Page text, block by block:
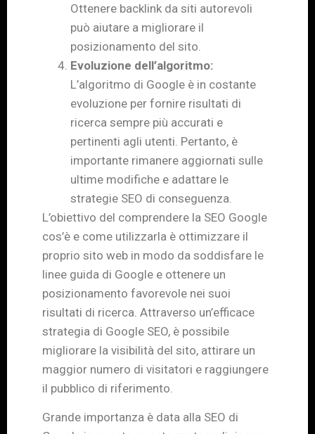
Ottenere backlink da siti autorevoli
può aiutare a migliorare il
posizionamento del sito.
Evoluzione dell’algoritmo:
L’algoritmo di Google è in costante
evoluzione per fornire risultati di
ricerca sempre più accurati e
pertinenti agli utenti. Pertanto, è
importante rimanere aggiornati sulle
ultime modifiche e adattare le
strategie SEO di conseguenza.
L’obiettivo del comprendere la SEO Google
cos’è e come utilizzarla è ottimizzare il
proprio sito web in modo da soddisfare le
linee guida di Google e ottenere un
posizionamento favorevole nei suoi
risultati di ricerca. Attraverso un’efficace
strategia di Google SEO, è possibile
migliorare la visibilità del sito, attirare un
maggior numero di visitatori e raggiungere
il pubblico di riferimento.
Grande importanza è data alla SEO di